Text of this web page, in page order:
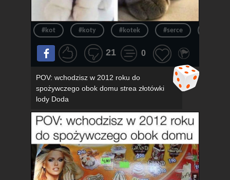
#kot #koty #kotek #serce
21 0
POV: wchodzisz w 2012 roku do
spożywczego obok domu strea złotówki
lody Doda